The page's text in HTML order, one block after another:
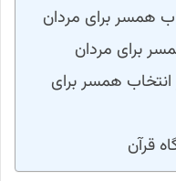
همسر برای مردان
برای مردان
همسر برای
قرآن